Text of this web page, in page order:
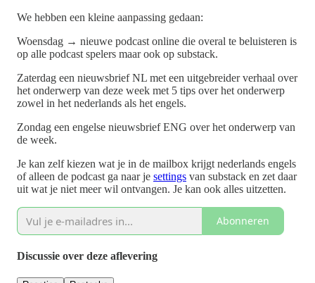
We hebben een kleine aanpassing gedaan:
Woensdag → nieuwe podcast online die overal te beluisteren is
op alle podcast spelers maar ook op substack.
Zaterdag een nieuwsbrief NL met een uitgebreider verhaal over
het onderwerp van deze week met 5 tips over het onderwerp
zowel in het nederlands als het engels.
Zondag een engelse nieuwsbrief ENG over het onderwerp van
de week.
Je kan zelf kiezen wat je in de mailbox krijgt nederlands engels
of alleen de podcast ga naar je settings van substack en zet daar
uit wat je niet meer wil ontvangen. Je kan ook alles uitzetten.
Abonneren
Discussie over deze aflevering